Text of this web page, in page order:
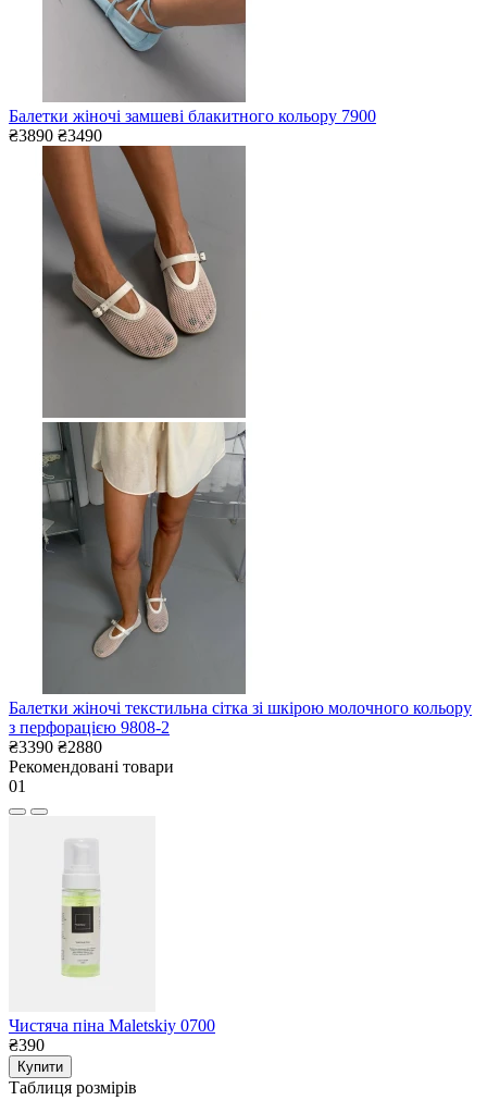
Балетки жіночі замшеві блакитного кольору 7900
₴3890 ₴3490
Балетки жіночі текстильна сітка зі шкірою молочного кольору
з перфорацією 9808-2
₴3390 ₴2880
Рекомендовані товари
01
Чистяча піна Maletskiy 0700
₴390
Купити
Таблиця розмірів